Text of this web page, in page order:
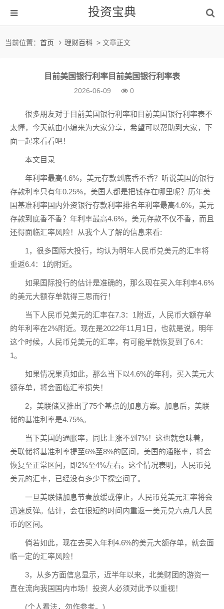
投资宝典
当前位置： 首页 理财百科 > 文章正文
目前美国银行利率目前美国银行利率表
2026-06-09 0
很多朋友对于目前美国银行利率和目前美国银行利率表不
太懂，今天就由小编来为大家分享，希望可以帮助到大家，下
面一起来看看吧！
本文目录
年利率最高4.6%，美元存款到底香不香？听说美国的银行
存款利率只有年0.25%，美国人都是把钱存在哪里呢？历年美
国基准利率国内外资银行存款利率排名年利率最高4.6%，美元
存款到底香不香？年利率最高4.6%，美元存款不仅不香，而且
还得面临汇率风险！从我个人了解的信息来看:
1，很多国际大投行，均认为明年人民币兑美元的汇率将
重返6.4：1的附近。
如果国际投行的估计是准确的，那么现在买入年利率4.6%
的美元大额存单就得三思而行！
当下人民币兑美元的汇率在7.3：1附近，人民币大额存单
的年利率在2%附近。现在是2022年11月1日，也就是说，明年
这个时候，人民币兑美元的汇率，有可能早就恢复到了6.4：
1。
如果情况果真如此，那么当下以4.6%的年利，买入美元大
额存单，将会面临汇率损失！
2，美联储又推出了75个基点的加息方案。加息后，美联
储的基准利率是4.75%。
当下美国的通胀率，同比上涨不到7%！这也就意味着，
美联储将基准利率提至6%至8%的区间，美国的通胀率，将会
恢复至正常区间，即2%至4%左右。这个情况表明，人民币兑
美元的汇率，已经没有多少下探空间了。
一旦美联储加息节奏放缓或停止，人民币兑美元汇率将会
迅速反弹。估计，会在很短的时间内重返一美元兑六点几人民
币的区间。
倘若如此，现在去买入年利4.6%的美元大额存单，就会面
临一定的汇率风险！
3，从多方面信息显示，近半年以来，北美财团的游资一
直在流向我国国内市场！投资人必须对此予以重视！
(个人看法，勿作参考。)